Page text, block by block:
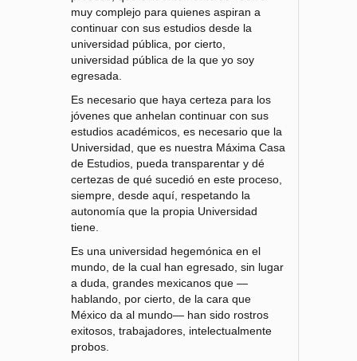
muy complejo para quienes aspiran a
continuar con sus estudios desde la
universidad pública, por cierto,
universidad pública de la que yo soy
egresada.
Es necesario que haya certeza para los
jóvenes que anhelan continuar con sus
estudios académicos, es necesario que la
Universidad, que es nuestra Máxima Casa
de Estudios, pueda transparentar y dé
certezas de qué sucedió en este proceso,
siempre, desde aquí, respetando la
autonomía que la propia Universidad
tiene.
Es una universidad hegemónica en el
mundo, de la cual han egresado, sin lugar
a duda, grandes mexicanos que —
hablando, por cierto, de la cara que
México da al mundo— han sido rostros
exitosos, trabajadores, intelectualmente
probos.